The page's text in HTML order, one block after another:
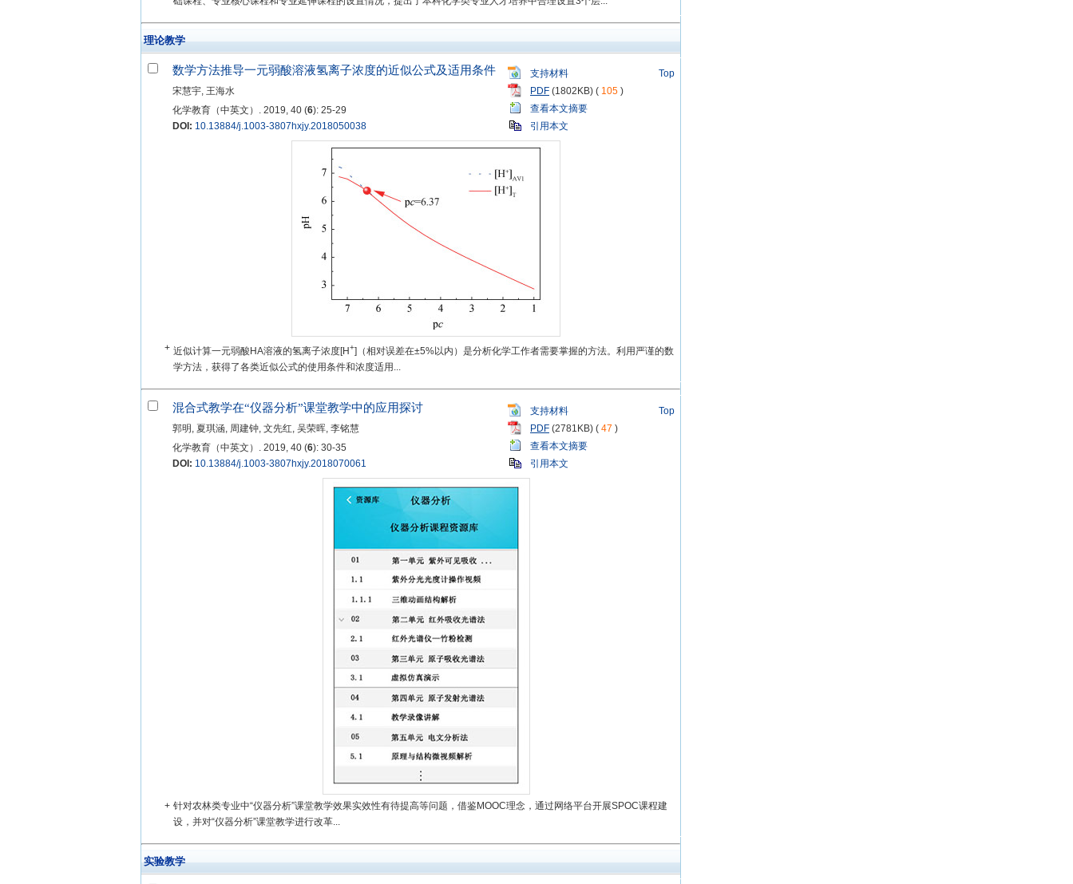
理论教学
数学方法推导一元弱酸溶液氢离子浓度的近似公式及适用条件
宋慧宇, 王海水
化学教育（中英文）. 2019, 40 (6): 25-29
DOI: 10.13884/j.1003-3807hxjy.2018050038
支持材料
Top
PDF (1802KB) ( 105 )
查看本文摘要
引用本文
+ 近似计算一元弱酸HA溶液的氢离子浓度[H+]（相对误差在±5%以内）是分析化学工作者需要掌握的方法。利用严谨的数
学方法，获得了各类近似公式的使用条件和浓度适用...
混合式教学在“仪器分析”课堂教学中的应用探讨
郭明, 夏琪涵, 周建钟, 文先红, 吴荣晖, 李铭慧
化学教育（中英文）. 2019, 40 (6): 30-35
DOI: 10.13884/j.1003-3807hxjy.2018070061
支持材料
Top
PDF (2781KB) ( 47 )
查看本文摘要
引用本文
+ 针对农林类专业中“仪器分析”课堂教学效果实效性有待提高等问题，借鉴MOOC理念，通过网络平台开展SPOC课程建
设，并对“仪器分析”课堂教学进行改革...
实验教学